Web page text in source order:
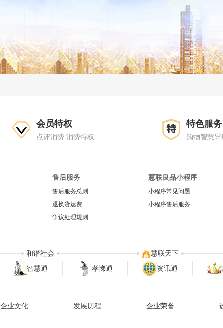
会员特权
点评消费 消费特权
特色服务
购物智慧导
售后服务
售后服务总则
退换货运费
争议处理规则
慧联良品小程序
小程序常见问题
小程序售后服务
智慧通 孝悌通 资讯通
和谐社会 慧联天下
企业文化 发展历程 企业荣誉